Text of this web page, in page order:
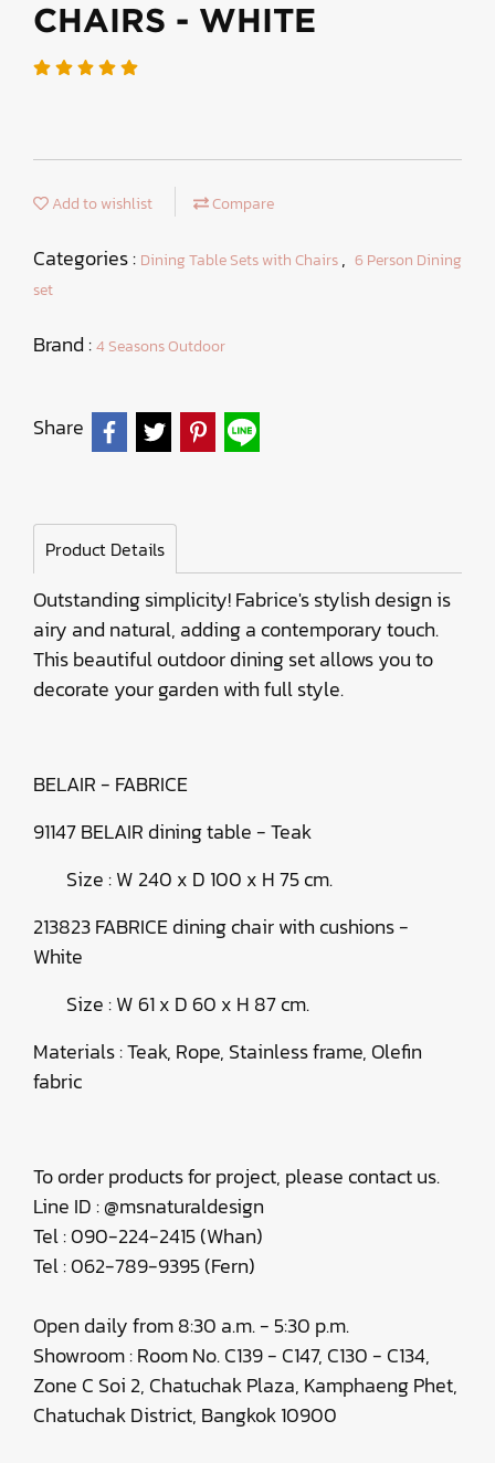
CHAIRS - WHITE
Add to wishlist Compare
Categories : Dining Table Sets with Chairs, 6 Person Dining
set
Brand :4 Seasons Outdoor
Share
Product Details
Outstanding simplicity! Fabrice's stylish design is
airy and natural, adding a contemporary touch.
This beautiful outdoor dining set allows you to
decorate your garden with full style.
BELAIR - FABRICE
91147 BELAIR dining table - Teak
Size : W 240 x D 100 x H 75 cm.
213823 FABRICE dining chair with cushions -
White
Size : W 61 x D 60 x H 87 cm.
Materials : Teak, Rope, Stainless frame, Olefin
fabric
To order products for project, please contact us.
Line ID : @msnaturaldesign
Tel : 090-224-2415 (Whan)
Tel : 062-789-9395 (Fern)
Open daily from 8:30 a.m. - 5:30 p.m.
Showroom : Room No. C139 - C147, C130 - C134,
Zone C Soi 2, Chatuchak Plaza, Kamphaeng Phet,
Chatuchak District, Bangkok 10900